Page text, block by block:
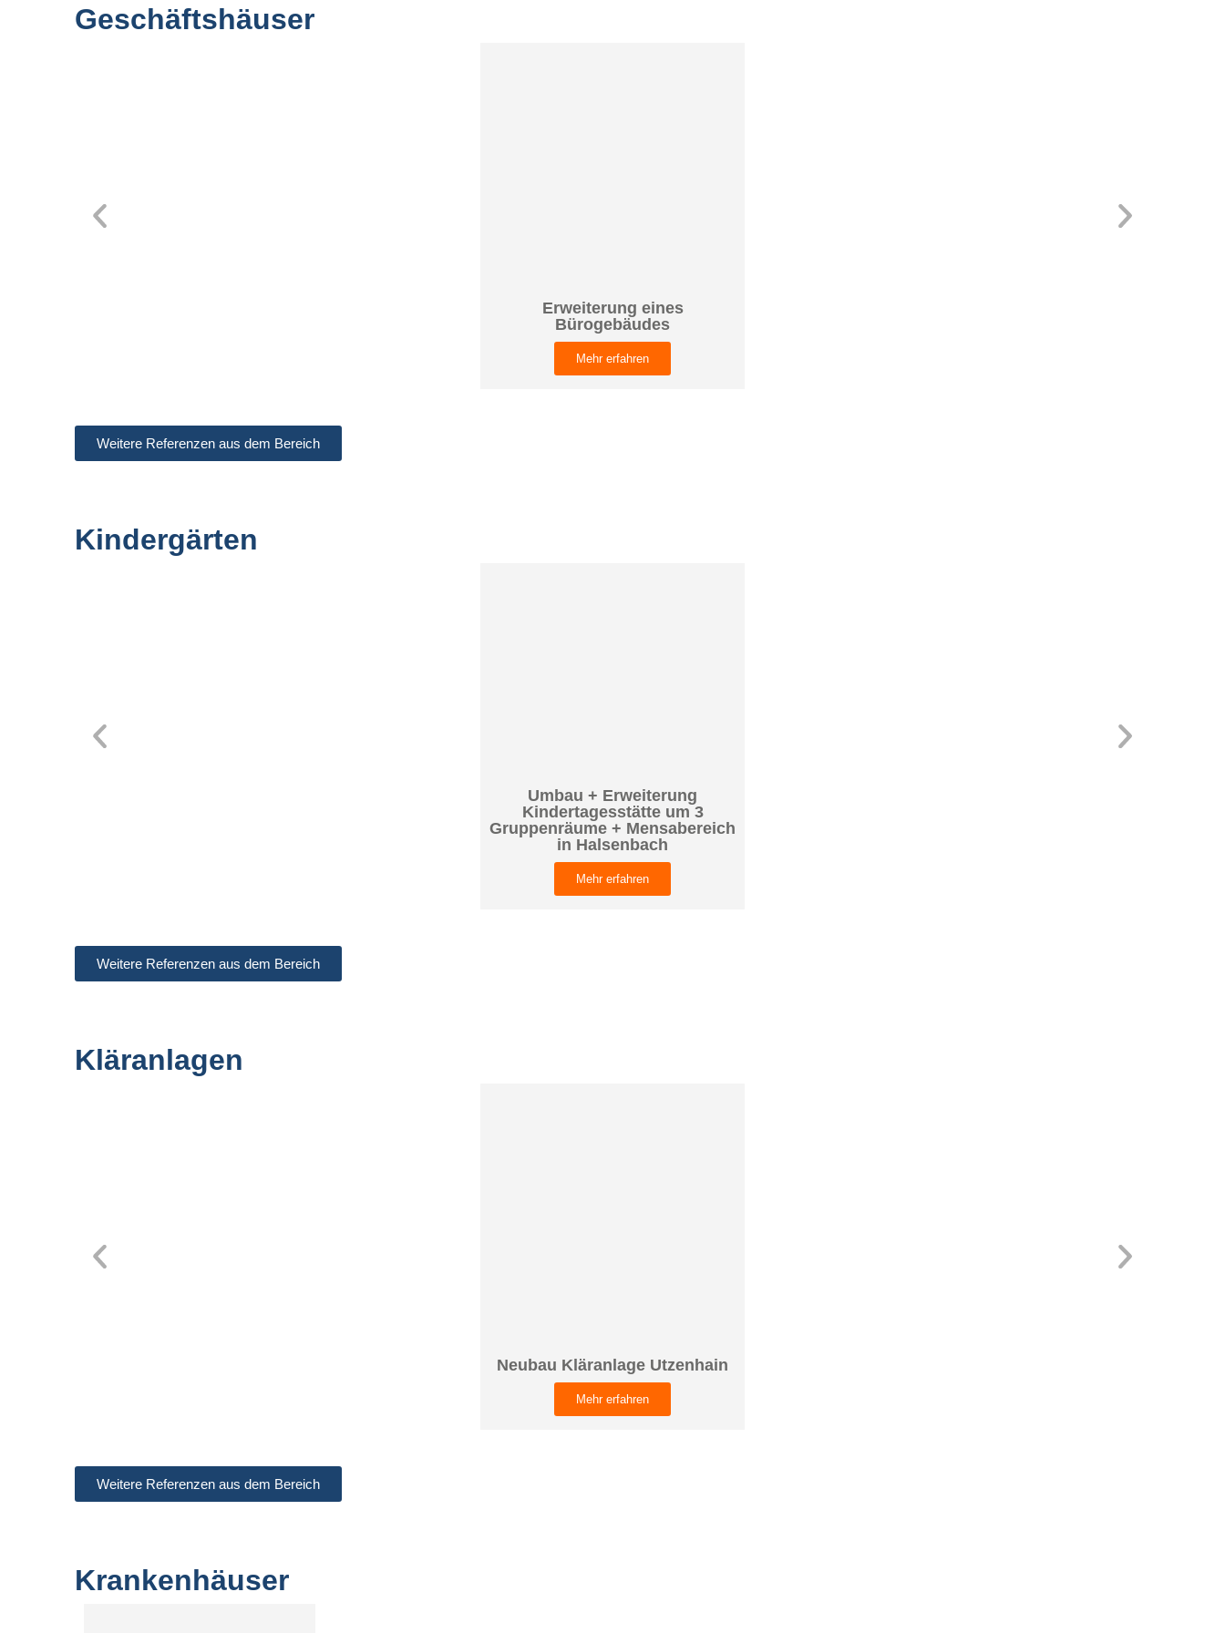
Geschäftshäuser
Erweiterung eines
Bürogebäudes
Mehr erfahren
Weitere Referenzen aus dem Bereich
Kindergärten
Umbau + Erweiterung
Kindertagesstätte um 3
Gruppenräume + Mensabereich
in Halsenbach
Mehr erfahren
Weitere Referenzen aus dem Bereich
Kläranlagen
Neubau Kläranlage Utzenhain
Mehr erfahren
Weitere Referenzen aus dem Bereich
Krankenhäuser